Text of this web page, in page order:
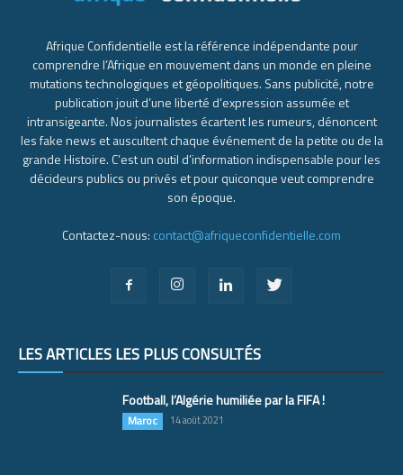
Afrique Confidentielle est la référence indépendante pour
comprendre l’Afrique en mouvement dans un monde en pleine
mutations technologiques et géopolitiques. Sans publicité, notre
publication jouit d’une liberté d’expression assumée et
intransigeante. Nos journalistes écartent les rumeurs, dénoncent
les fake news et auscultent chaque événement de la petite ou de la
grande Histoire. C’est un outil d’information indispensable pour les
décideurs publics ou privés et pour quiconque veut comprendre
son époque.
Contactez-nous: contact@afriqueconfidentielle.com
LES ARTICLES LES PLUS CONSULTÉS
Football, l’Algérie humiliée par la FIFA !
Maroc 14 août 2021